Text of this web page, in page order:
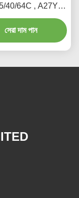
40/64C , A27Y
loaded low lift
valve for
and piping
সেরা দাম পান